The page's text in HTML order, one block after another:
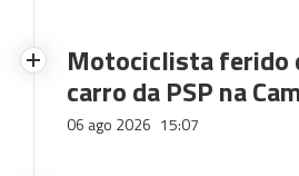
Motociclista ferido
carro da PSP na
06 ago 2026 15:07